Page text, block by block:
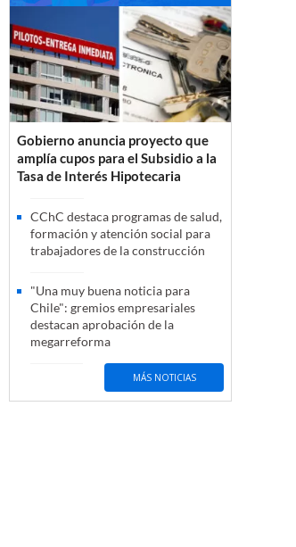
Gobierno anuncia proyecto que
amplía cupos para el Subsidio a la
Tasa de Interés Hipotecaria
CChC destaca programas de salud,
formación y atención social para
trabajadores de la construcción
"Una muy buena noticia para
Chile": gremios empresariales
destacan aprobación de la
megarreforma
MÁS NOTICIAS